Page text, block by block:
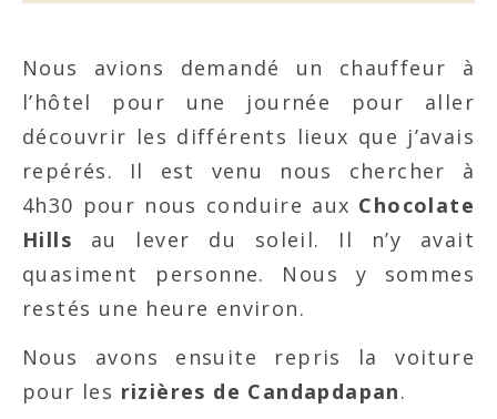
Nous avions demandé un chauffeur à
l’hôtel pour une journée pour aller
découvrir les différents lieux que j’avais
repérés. Il est venu nous chercher à
4h30 pour nous conduire aux Chocolate
Hills au lever du soleil. Il n’y avait
quasiment personne. Nous y sommes
restés une heure environ.
Nous avons ensuite repris la voiture
pour les rizières de Candapdapan.